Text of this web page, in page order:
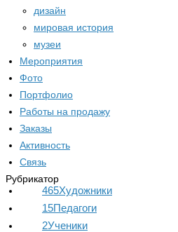
дизайн
мировая история
музеи
Мероприятия
Фото
Портфолио
Работы на продажу
Заказы
Активность
Связь
Рубрикатор
465Художники
15Педагоги
2Ученики